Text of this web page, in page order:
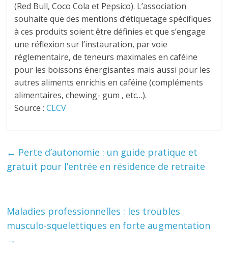
(Red Bull, Coco Cola et Pepsico). L’association
souhaite que des mentions d’étiquetage spécifiques
à ces produits soient être définies et que s’engage
une réflexion sur l’instauration, par voie
réglementaire, de teneurs maximales en caféine
pour les boissons énergisantes mais aussi pour les
autres aliments enrichis en caféine (compléments
alimentaires, chewing- gum , etc…).
Source :CLCV
← Perte d’autonomie : un guide pratique et
gratuit pour l’entrée en résidence de retraite
Maladies professionnelles : les troubles
musculo-squelettiques en forte augmentation
→